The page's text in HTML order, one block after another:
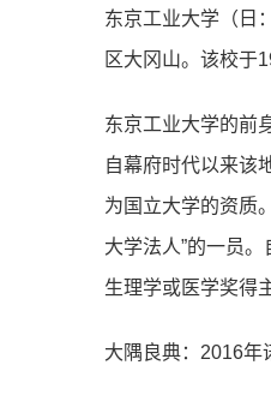
东京⼯业⼤学（⽇
区⼤冈⼭。该校于
东京⼯业⼤学的前
⾃幕府时代以来该
为国⽴⼤学的资质
⼤学法⼈”的⼀员
⽣理学或医学奖得
⼤隅良典：2016年